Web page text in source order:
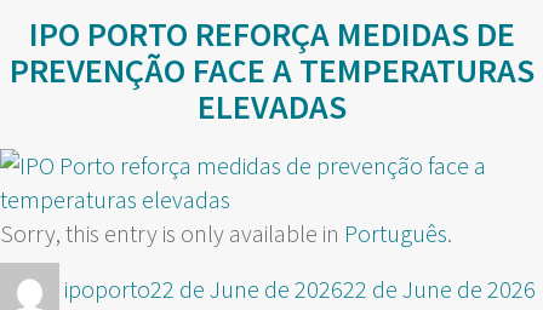
IPO PORTO REFORÇA MEDIDAS DE
PREVENÇÃO FACE A TEMPERATURAS
ELEVADAS
Sorry, this entry is only available in Português.
Author
ipoportoPosted
22 de June de 202622 de June de 2026